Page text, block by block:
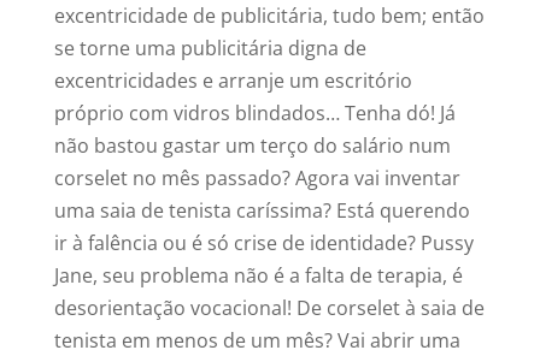
excentricidade de publicitária, tudo bem; então
se torne uma publicitária digna de
excentricidades e arranje um escritório
próprio com vidros blindados… Tenha dó! Já
não bastou gastar um terço do salário num
corselet no mês passado? Agora vai inventar
uma saia de tenista caríssima? Está querendo
ir à falência ou é só crise de identidade? Pussy
Jane, seu problema não é a falta de terapia, é
desorientação vocacional! De corselet à saia de
tenista em menos de um mês? Vai abrir uma